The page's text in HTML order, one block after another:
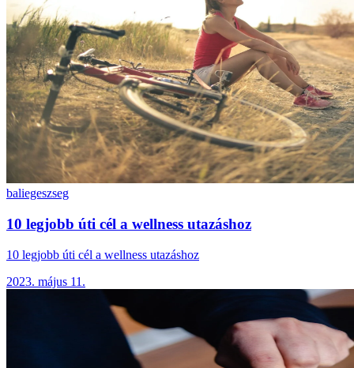
baliegeszseg
10 legjobb úti cél a wellness utazáshoz
10 legjobb úti cél a wellness utazáshoz
2023. május 11.